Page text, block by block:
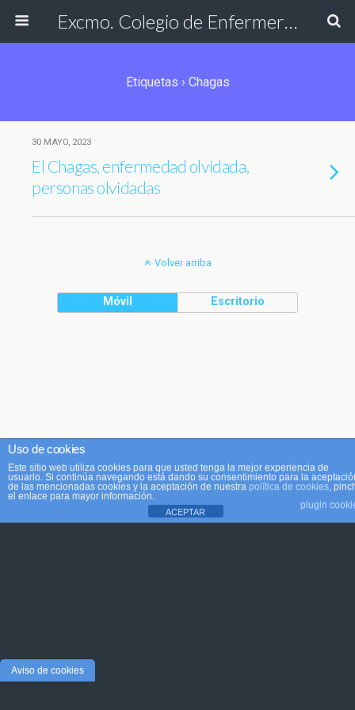
Excmo. Colegio de Enfermería de Cádiz
Etiquetas › Chagas
30 MAYO, 2023
El Chagas, enfermedad olvidada,
personas olvidadas
Volver arriba
Móvil Escritorio
Uso de cookies
Este sitio web utiliza cookies para que usted tenga la mejor experiencia de
usuario. Si continúa navegando está dando su consentimiento para la
de las mencionadas cookies y la aceptación de nuestra política de cookies,
el enlace para mayor información.
plugin
ACEPTAR
Aviso de cookies